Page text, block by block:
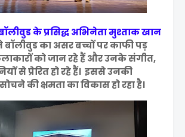
के प्रसिद्ध अभिनेता मुश्ताक खान
बॉलीवुड का असर बच्चों पर काफी पड़
को जान रहे हैं और उनके संगीत,
से प्रेरित हो रहे हैं। इससे उनकी
की क्षमता का विकास हो रहा है।